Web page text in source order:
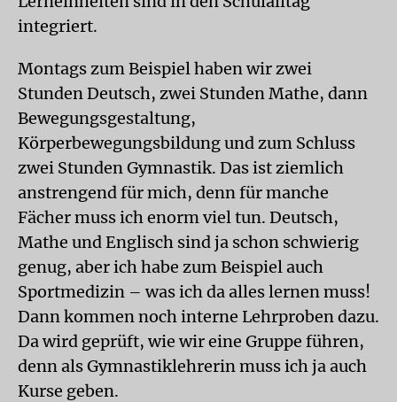
integriert.
Montags zum Beispiel haben wir zwei
Stunden Deutsch, zwei Stunden Mathe, dann
Bewegungsgestaltung,
Körperbewegungsbildung und zum Schluss
zwei Stunden Gymnastik. Das ist ziemlich
anstrengend für mich, denn für manche
Fächer muss ich enorm viel tun. Deutsch,
Mathe und Englisch sind ja schon schwierig
genug, aber ich habe zum Beispiel auch
Sportmedizin – was ich da alles lernen muss!
Dann kommen noch interne Lehrproben dazu.
Da wird geprüft, wie wir eine Gruppe führen,
denn als Gymnastiklehrerin muss ich ja auch
Kurse geben.